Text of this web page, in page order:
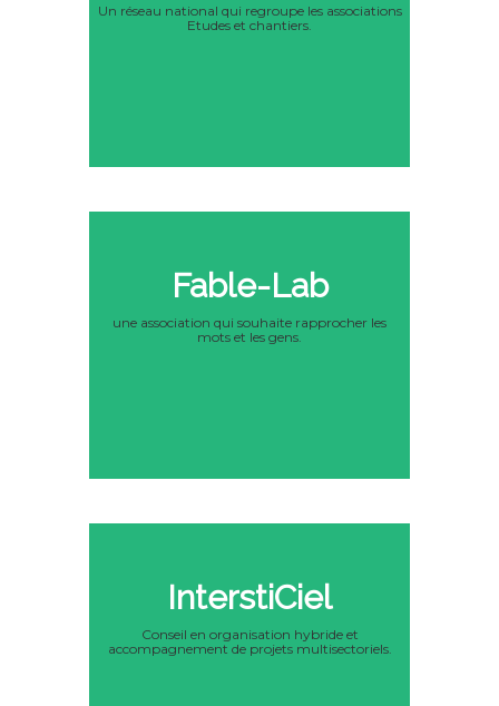
Un réseau national qui regroupe les associations
Etudes et chantiers.
Fable-Lab
une association qui souhaite rapprocher les
mots et les gens.
InterstiCiel
Conseil en organisation hybride et
accompagnement de projets multisectoriels.